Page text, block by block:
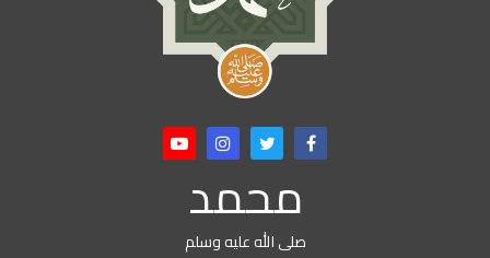
محمد
صلى الله عليه وسلم